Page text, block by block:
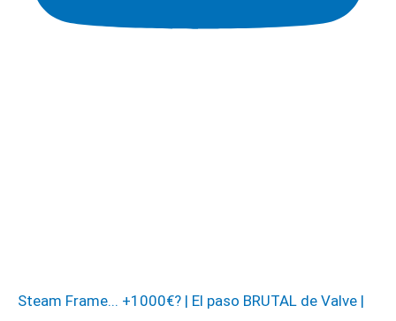
Steam Frame... +1000€? | El paso BRUTAL de Valve |